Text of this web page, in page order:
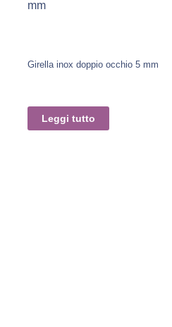
mm
Girella inox doppio occhio 5 mm
Leggi tutto